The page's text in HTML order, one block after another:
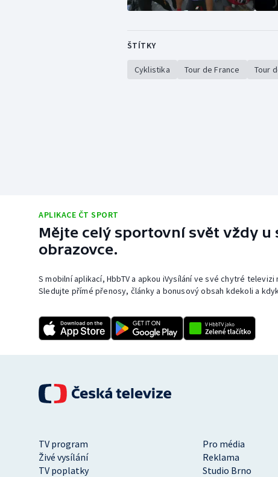
ŠTÍTKY
Cyklistika Tour de France Tour
APLIKACE ČT SPORT
Mějte celý sportovní svět vždy u
obrazovce.
S mobilní aplikací, HbbTV a apkou iVysílání ve své chytré
Sledujte přímé přenosy, články a bonusový obsah kdekoli a
TV program
Pro média
Živé vysílání
Reklama
TV poplatky
Studio Brno